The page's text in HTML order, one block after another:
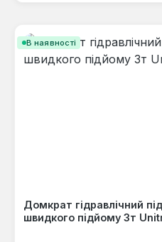
В наявності
Домкрат гідравлічний
швидкого підйому 3т